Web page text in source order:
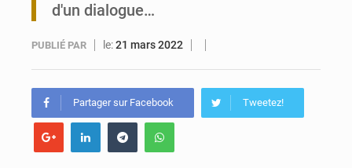
d'un dialogue…
PUBLIÉ PAR le:21 mars 2022
Partager sur Facebook Tweetez!